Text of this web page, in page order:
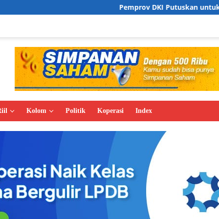
Pemprov DKI Putuskan untuk Membongkar
Kolom Politik Koperasi Index